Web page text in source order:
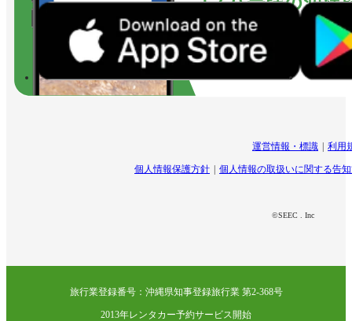
運営情報・標識 利用
個人情報保護方針 個人情報の取扱いに関する告
©SEEC . Inc
旅行業登録番号：沖縄県知事登録旅行業 第2-368号
2013年レンタカー予約サービス開始